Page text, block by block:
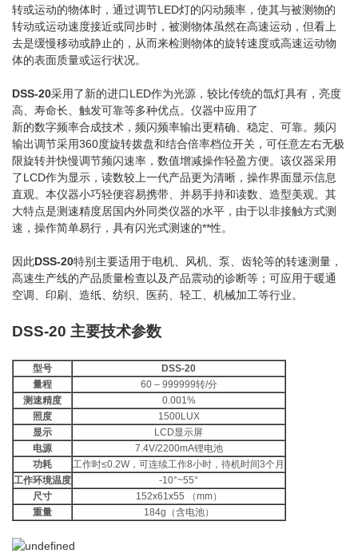
转或运动的物体时，通过调节LED灯的闪动频率，使其与被测物的
转动或运动速度接近或同步时，被测物体虽然在高速运动，但看上
去是缓慢移动或静止的，从而来检测物体的旋转速度或高速运动物
体的表面质量或运行状况。
DSS-20采用了新的进口LED作为光源，较比传统的氙灯具有，亮度
高、寿命长、触发可靠等多种优点。仪器中应用了
新的数字频率合成技术，频闪频率输出更精确、稳定、可靠。频闪
输出调节采用360度旋转拨盘和结合倍率档位开关，可任意左右无极
限旋转并快慢调节频闪速率，数值增减操作轻盈方便。该仪器采用
了LCD作为显示，读数较上一代产品更为清晰，操作界面显示信息
直观。本仪器小巧轻便容易携带、并易手持和读数、造型美观。其
大特点是测速精度居国内外同类仪器的水平，由于以非接触方式测
速，操作简单易行，具有闪光式测速的**性。
因此DSS-20特别主要适用于电机、风机、泵、齿轮等的转速测量，
高速生产线的产品质量检查以及产品震动的诊断等；可应用于暖通
空调、印刷、造纸、纺织、医药、轻工、机械加工等行业。
DSS-20 主要技术参数
型号
DSS-20
量程
60 – 999999转/分
测速精度
0.001%
照度
1500LUX
显示
LCD显示屏
电源
7.4V/2200mA锂电池
功耗
工作时≤0.2W，可连续工作8小时，待机时间3个月
工作环境温度
-10°~55°
尺寸
152x61x55 （mm）
重量
184g（含电池）